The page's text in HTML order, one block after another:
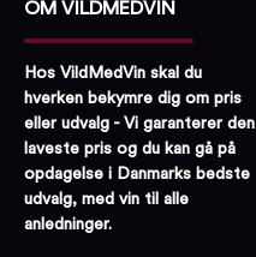
OM VILDMEDVIN
Hos VildMedVin skal du
hverken bekymre dig om pris
eller udvalg - Vi garanterer den
laveste pris og du kan gå på
opdagelse i Danmarks bedste
udvalg, med vin til alle
anledninger.